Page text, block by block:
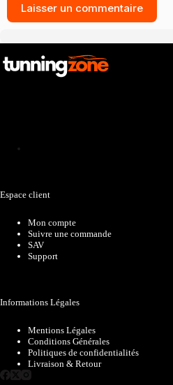
Laisser un commentaire
Espace client
Mon compte
Suivre une commande
SAV
Support
Informations Légales
Mentions Légales
Conditions Générales
Politiques de confidentialités
Livraison & Retour